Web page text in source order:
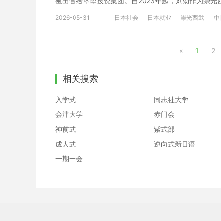
个自治体实际进行班级运营，持续积累经验，同时致
上指导所需的环境建设。[/cn] ※本文译文为沪江日语
に事業運営に関与し、意思決定のスピードを一層
とコメントした。[/en] [cn]刘劲在就任社长之际强
公司将从以往的改革阶段向前迈进一步，进入明确以
公司业务运营，进一步提高决策速度，迅速解决各
2026-05-31 日本社会 日本就业 崇光西武 中
« 1 2
相关搜索
入学式
同志社大学
会津大学
赤门会
神前式
紫式部
成人式
逆向式新日语
一期一会